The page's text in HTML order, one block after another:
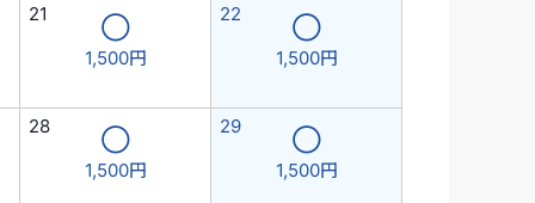
21
◯
1,500円
22
◯
1,500円
28
◯
1,500円
29
◯
1,500円